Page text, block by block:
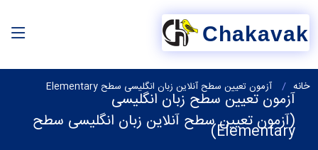
Chakavak
خانه آزمون تعیین سطح آنلاین زبان انگلیسی سطح Elementary
آزمون تعیین سطح زبان انگلیسی
(آزمون تعیین سطح آنلاین زبان انگلیسی سطح
Elementary)